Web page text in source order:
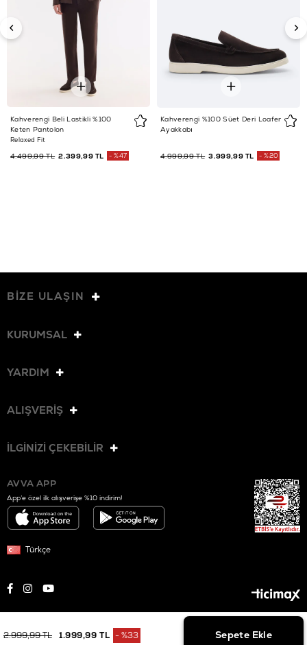
Kahverengi Beli Lastikli %100
Keten Pantolon
Relaxed Fit
2.399,99 TL
4.499,99 TL %47
Kahverengi %100 Süet Deri Loafer
Ayakkabı
3.999,99 TL
4.999,99 TL %20
2.999,99 TL 1.999,99 TL %33
BİZE ULAŞIN
KURUMSAL
YARDIM
ALIŞVERİŞ
İLGİNİZİ ÇEKEBİLİR
AVVA APP
App’e özel ilk alışverişe %10 indirim!
Türkçe